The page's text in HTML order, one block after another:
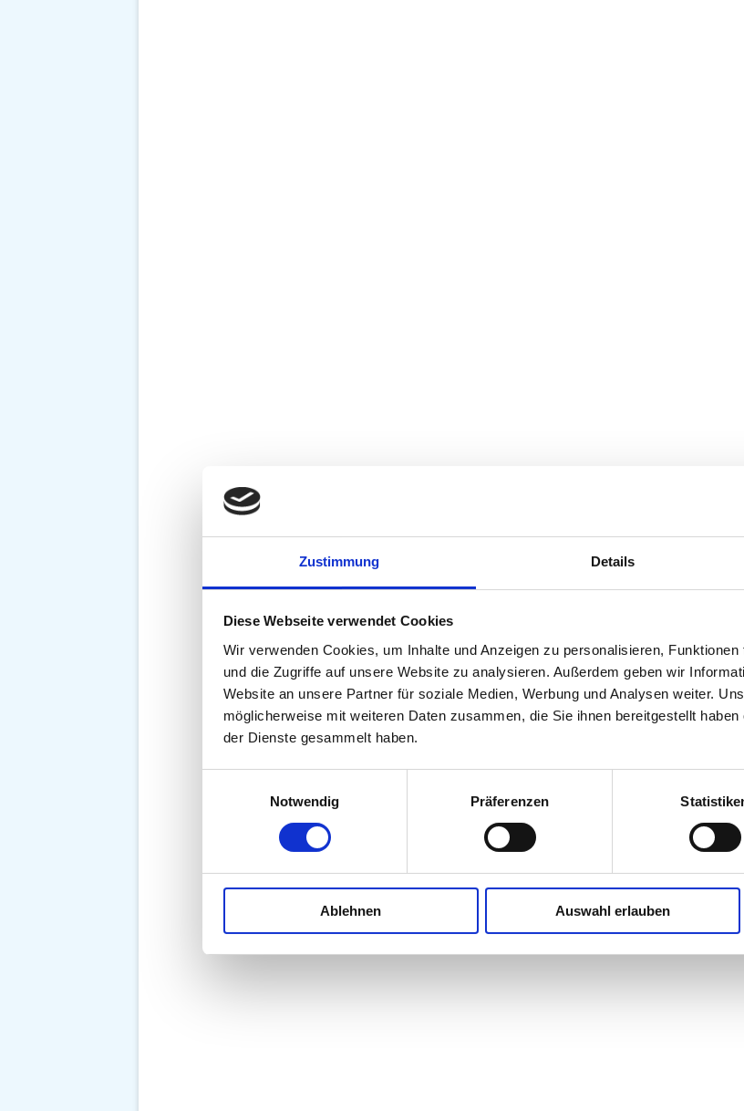
Zustimmung Details
Diese Webseite verwendet Cookies
Wir verwenden Cookies, um Inhalte und Anzeigen zu personalisieren,
und die Zugriffe auf unsere Website zu analysieren. Außerdem geben wir
Website an unsere Partner für soziale Medien, Werbung und Analysen weiter.
möglicherweise mit weiteren Daten zusammen, die Sie ihnen bereitgestellt
der Dienste gesammelt haben.
Notwendig
Präferenzen
Ablehnen Auswahl erlauben